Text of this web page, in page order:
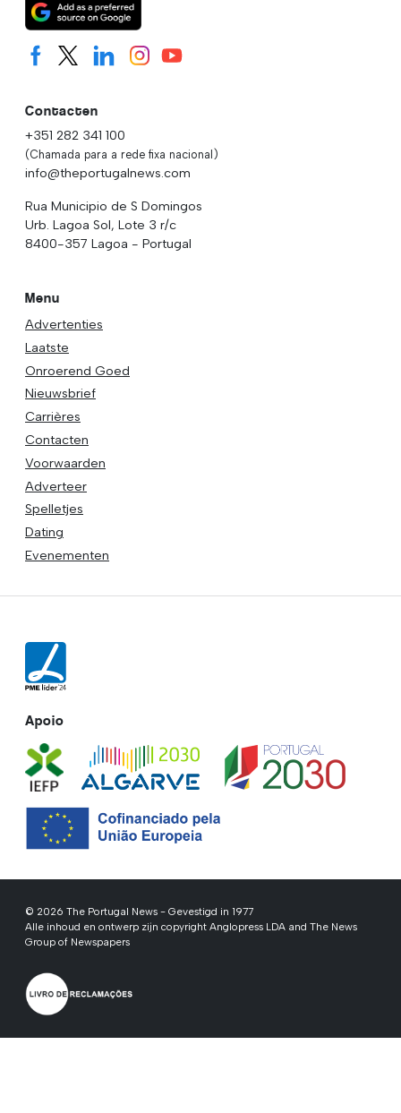
Contacten
+351 282 341 100
(Chamada para a rede fixa nacional)
info@theportugalnews.com
Rua Municipio de S Domingos
Urb. Lagoa Sol, Lote 3 r/c
8400-357 Lagoa - Portugal
Menu
Advertenties
Laatste
Onroerend Goed
Nieuwsbrief
Carrières
Contacten
Voorwaarden
Adverteer
Spelletjes
Dating
Evenementen
Apoio
© 2026 The Portugal News - Gevestigd in 1977
Alle inhoud en ontwerp zijn copyright Anglopress LDA and The News
Group of Newspapers